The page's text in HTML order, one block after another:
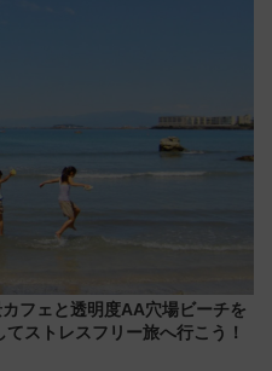
フェと透明度AA穴場ビーチを
ストレスフリー旅へ行こう！